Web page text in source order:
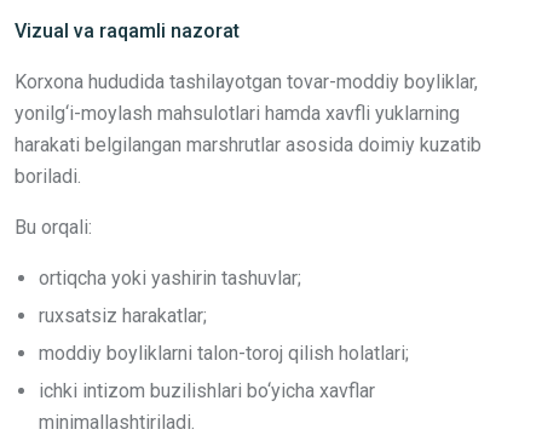
Vizual va raqamli nazorat
Korxona hududida tashilayotgan tovar-moddiy boyliklar,
yonilg‘i-moylash mahsulotlari hamda xavfli yuklarning
harakati belgilangan marshrutlar asosida doimiy kuzatib
boriladi.
Bu orqali:
ortiqcha yoki yashirin tashuvlar;
ruxsatsiz harakatlar;
moddiy boyliklarni talon-toroj qilish holatlari;
ichki intizom buzilishlari bo‘yicha xavflar
minimallashtiriladi.